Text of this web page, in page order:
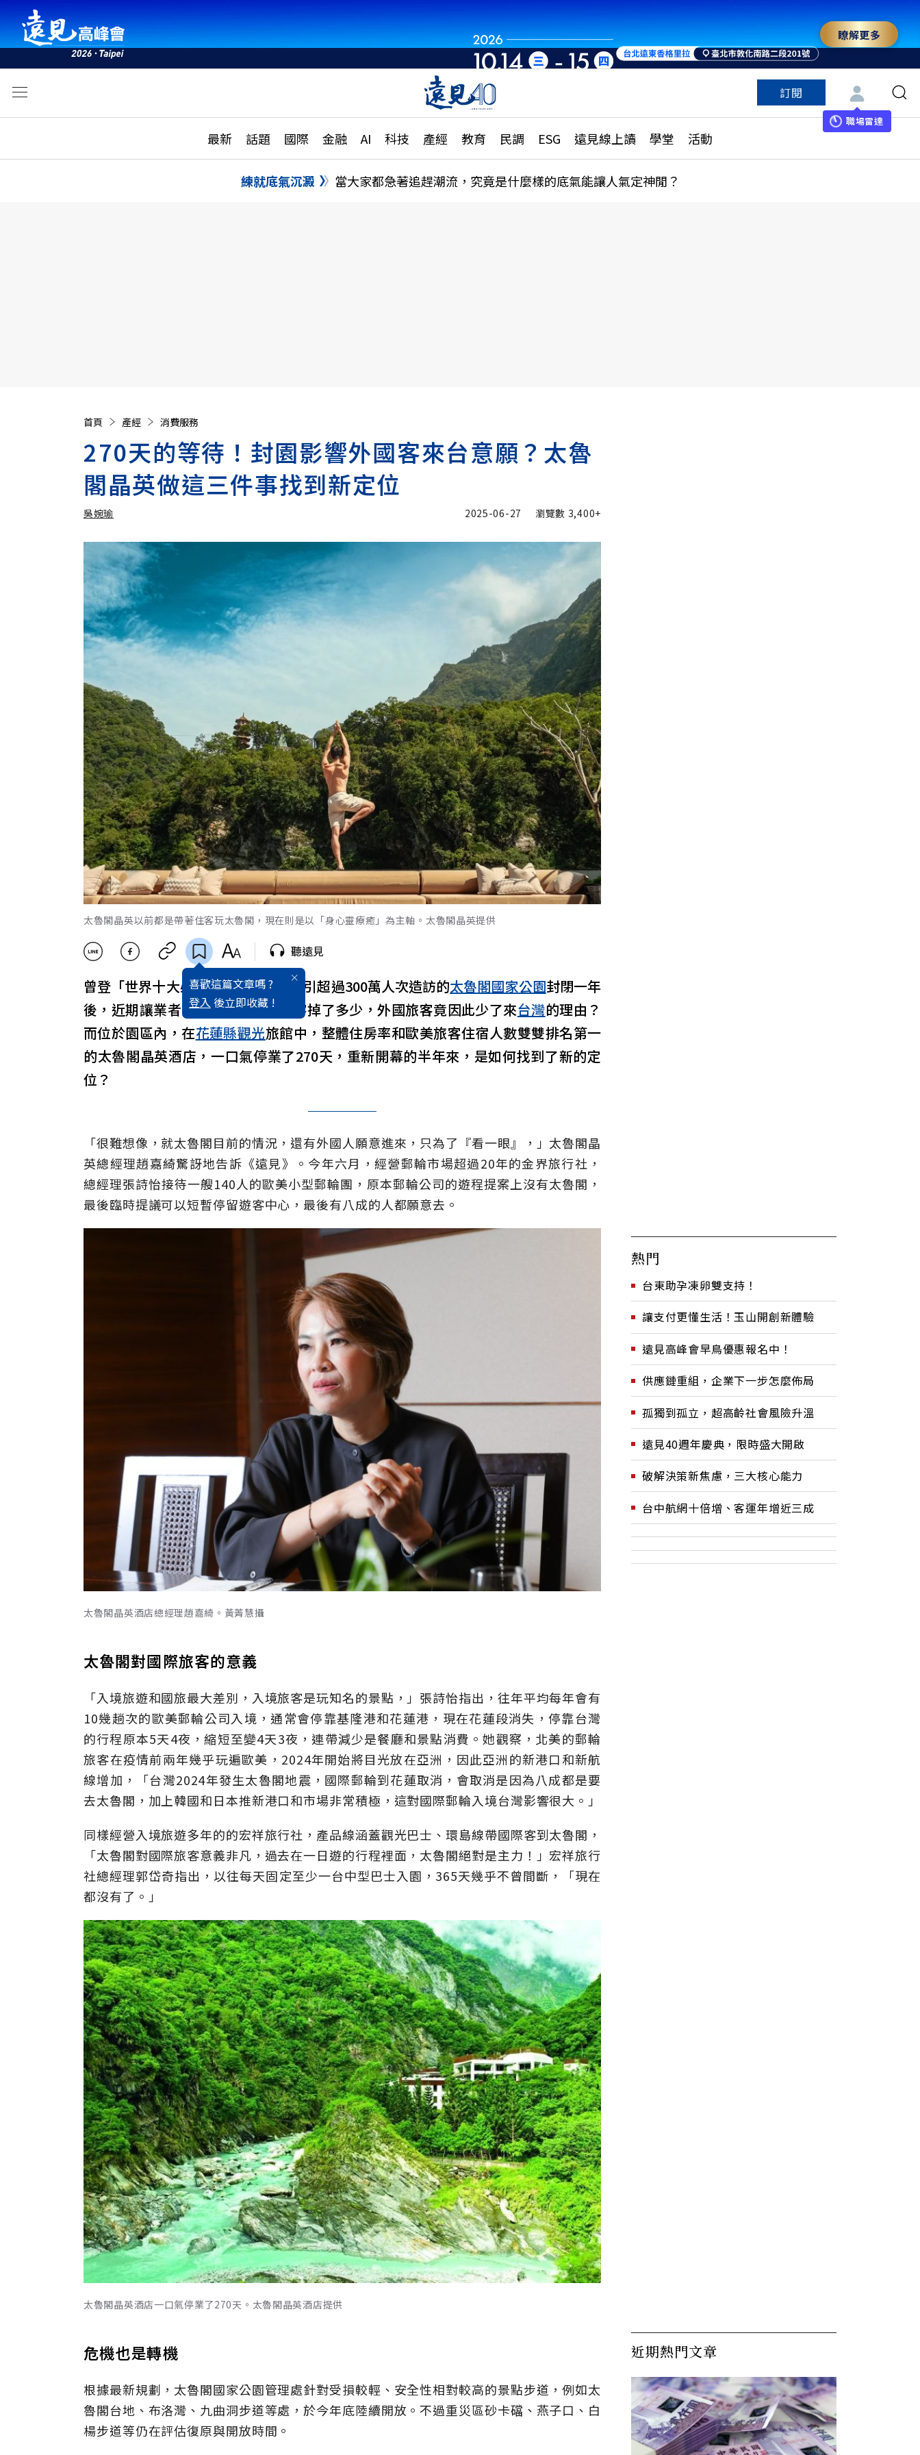
世界重組・洞見未來 與世界領袖同行
瞭解更多
訂閱
職場雷達
最新 話題 國際 金融 AI 科技 產經 教育 民調 ESG 遠見線上讀 學堂 活動
活動
話題
國際
特輯
大學升學、職涯攻略
縣市施政調查全解析
民調
更多訂閱方案
特色頻道
練就底氣沉澱 當大家都急著追趕潮流，究竟是什麼樣的底氣能讓人氣定神閒？
首頁 產經 消費服務
270天的等待！封園影響外國客來台意願？太魯
閣晶英做這三件事找到新定位
吳婉瑜
吳婉瑜
2025-06-27 瀏覽數 3,400+
太魯閣晶英以前都是帶著住客玩太魯閣，現在則是以「身心靈療癒」為主軸。太魯閣晶英提供
喜歡這篇文章嗎 ?
登入 後立即收藏 !
聽遠見
曾登「世界十大必遊景點」、每年吸引超過300萬人次造訪的太魯閣國家公園封閉一年
後，近期讓業者驚訝的不僅是國旅客掉了多少，外國旅客竟因此少了來台灣的理由？
而位於園區內，在花蓮縣觀光旅館中，整體住房率和歐美旅客住宿人數雙雙排名第一
的太魯閣晶英酒店，一口氣停業了270天，重新開幕的半年來，是如何找到了新的定
位？
「很難想像，就太魯閣目前的情況，還有外國人願意進來，只為了『看一眼』，」太魯閣晶
英總經理趙嘉綺驚訝地告訴《遠見》。今年六月，經營郵輪市場超過20年的金界旅行社，
總經理張詩怡接待一艘140人的歐美小型郵輪團，原本郵輪公司的遊程提案上沒有太魯閣，
最後臨時提議可以短暫停留遊客中心，最後有八成的人都願意去。
太魯閣晶英酒店總經理趙嘉綺。黃菁慧攝
太魯閣對國際旅客的意義
「入境旅遊和國旅最大差別，入境旅客是玩知名的景點，」張詩怡指出，往年平均每年會有
10幾趟次的歐美郵輪公司入境，通常會停靠基隆港和花蓮港，現在花蓮段消失，停靠台灣
的行程原本5天4夜，縮短至變4天3夜，連帶減少是餐廳和景點消費。她觀察，北美的郵輪
旅客在疫情前兩年幾乎玩遍歐美，2024年開始將目光放在亞洲，因此亞洲的新港口和新航
線增加，「台灣2024年發生太魯閣地震，國際郵輪到花蓮取消，會取消是因為八成都是要
去太魯閣，加上韓國和日本推新港口和市場非常積極，這對國際郵輪入境台灣影響很大。」
同樣經營入境旅遊多年的的宏祥旅行社，產品線涵蓋觀光巴士、環島線帶國際客到太魯閣，
「太魯閣對國際旅客意義非凡，過去在一日遊的行程裡面，太魯閣絕對是主力！」宏祥旅行
社總經理郭岱奇指出，以往每天固定至少一台中型巴士入園，365天幾乎不曾間斷，「現在
都沒有了。」
太魯閣晶英酒店一口氣停業了270天。太魯閣晶英酒店提供
危機也是轉機
根據最新規劃，太魯閣國家公園管理處針對受損較輕、安全性相對較高的景點步道，例如太
魯閣台地、布洛灣、九曲洞步道等處，於今年底陸續開放。不過重災區砂卡礑、燕子口、白
楊步道等仍在評估復原與開放時間。
熱門
台東助孕凍卵雙支持！
讓支付更懂生活！玉山開創新體驗
遠見高峰會早鳥優惠報名中！
供應鏈重組，企業下一步怎麼佈局
孤獨到孤立，超高齡社會風險升溫
遠見40週年慶典，限時盛大開啟
破解決策新焦慮，三大核心能力
台中航網十倍增、客運年增近三成
近期熱門文章